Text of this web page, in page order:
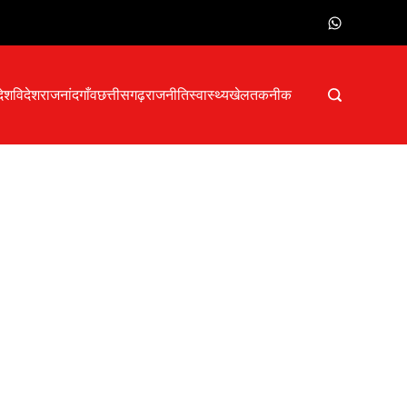
विदेशराजनांदगाँवछत्तीसगढ़राजनीतिस्वास्थ्यखेलतकनीक